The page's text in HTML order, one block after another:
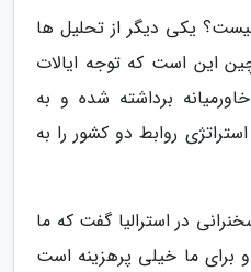
یکی دیگر از تحلیل ها
این است که توجه ایالات
برداشته شده و به
روابط دو کشور را به
در استرالیا گفت که ما
و برای ما خیلی پرهزینه است